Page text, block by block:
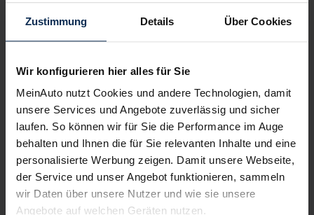
Zustimmung Details Über Cookies
Wir konfigurieren hier alles für Sie
MeinAuto nutzt Cookies und andere Technologien, damit
unsere Services und Angebote zuverlässig und sicher
laufen. So können wir für Sie die Performance im Auge
behalten und Ihnen die für Sie relevanten Inhalte und eine
personalisierte Werbung zeigen. Damit unsere Webseite,
der Service und unser Angebot funktionieren, sammeln
wir Daten über unsere Nutzer und wie sie unsere
Angebote auf welchen Geräten nutzen.
Keine Kosten:
Wir sind stolz auf eine hohe
Kundenzufriedenheit!
MeinAuto.de hat langjährige Erfahrungen auf dem
Neuwagenmarkt in Deutschland. Unsere Kunden haben
dadurch ihr Wunschauto zum Top-Rabatt erhalten und